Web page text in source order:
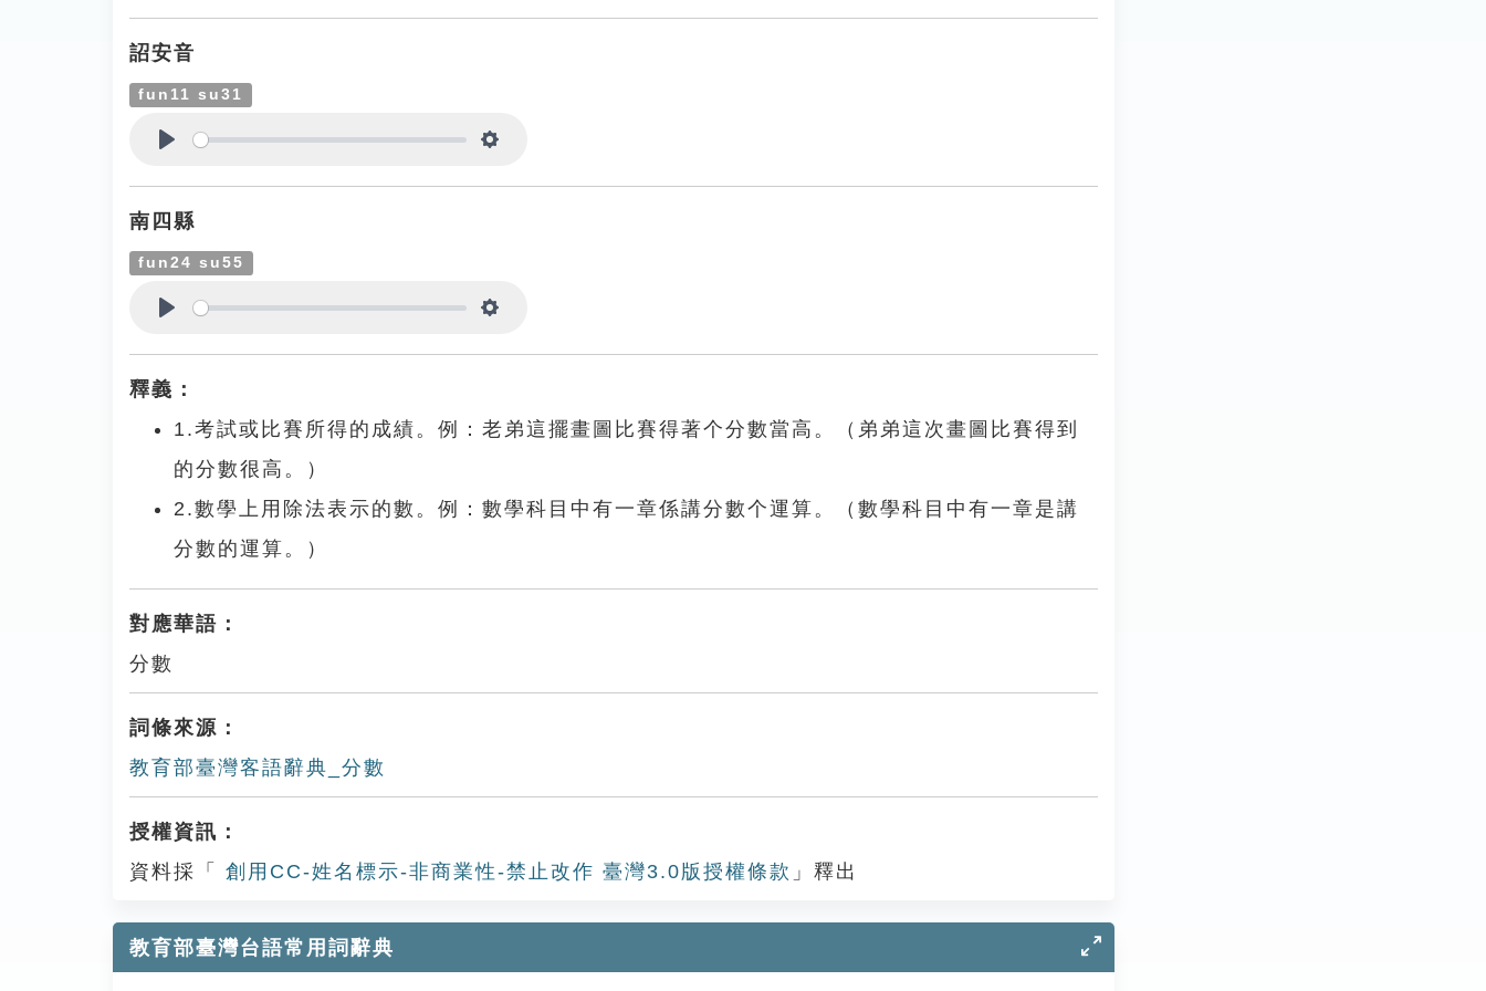
詔安音
fun11 su31
南四縣
fun24 su55
釋義：
1.考試或比賽所得的成績。例：老弟這擺畫圖比賽得著个分數當高。（弟弟這次畫圖比賽得到
的分數很高。）
2.數學上用除法表示的數。例：數學科目中有一章係講分數个運算。（數學科目中有一章是講
分數的運算。）
對應華語：
分數
詞條來源：
教育部臺灣客語辭典_分數
授權資訊：
資料採「
創用CC-姓名標示-非商業性-禁止改作 臺灣3.0版授權條款 」釋出
教育部臺灣台語常用詞辭典